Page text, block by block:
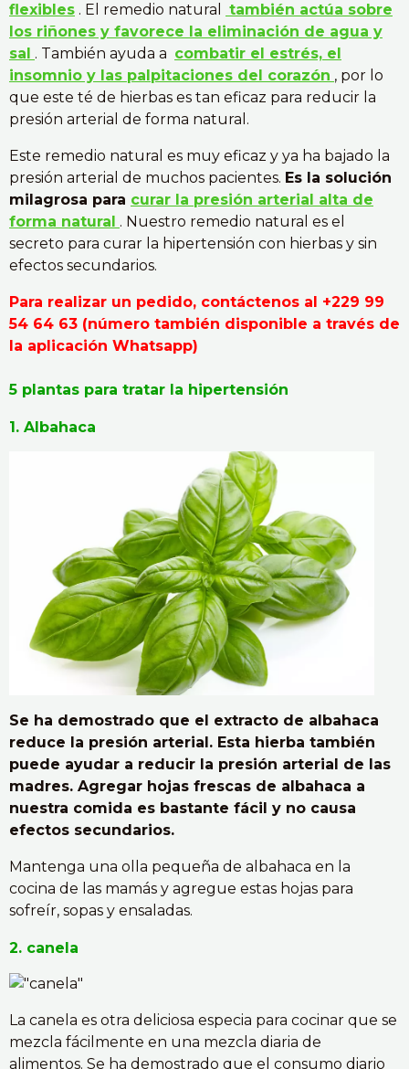
flexibles . El remedio natural
también actúa sobre
los riñones y favorece la eliminación de agua y
sal . También ayuda a combatir el estrés, el
insomnio y las palpitaciones del corazón , por lo
que este té de hierbas es tan eficaz para reducir la
presión arterial de forma natural.
Este remedio natural es muy eficaz y ya ha bajado la
presión arterial de muchos pacientes. Es la solución
milagrosa para curar la presión arterial alta de
forma natural . Nuestro remedio natural es el
secreto para curar la hipertensión con hierbas y sin
efectos secundarios.
Para realizar un pedido, contáctenos al +229 99
54 64 63 (número también disponible a través de
la aplicación Whatsapp)
5 plantas para tratar la hipertensión
1. Albahaca
Se ha demostrado que el extracto de albahaca
reduce la presión arterial. Esta hierba también
puede ayudar a reducir la presión arterial de las
madres. Agregar hojas frescas de albahaca a
nuestra comida es bastante fácil y no causa
efectos secundarios.
Mantenga una olla pequeña de albahaca en la
cocina de las mamás y agregue estas hojas para
sofreír, sopas y ensaladas.
2. canela
La canela es otra deliciosa especia para cocinar que se
mezcla fácilmente en una mezcla diaria de
alimentos. Se ha demostrado que el consumo diario